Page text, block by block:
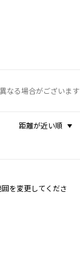
なる場合がございます
距離が近い順
を変更してくださ